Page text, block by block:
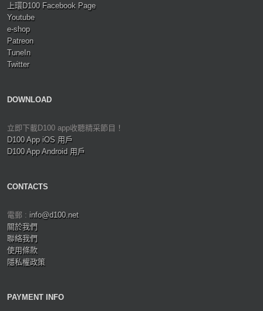
上環D100 Facebook Page
Youtube
e-shop
Patreon
TuneIn
Twitter
DOWNLOAD
立即下載D100 app收聽精采節目！
D100 App iOS 用戶
D100 App Android 用戶
CONTACTS
電郵 : info@d100.net
關於我們
聯絡我們
使用條款
隱私權政策
PAYMENT INFO